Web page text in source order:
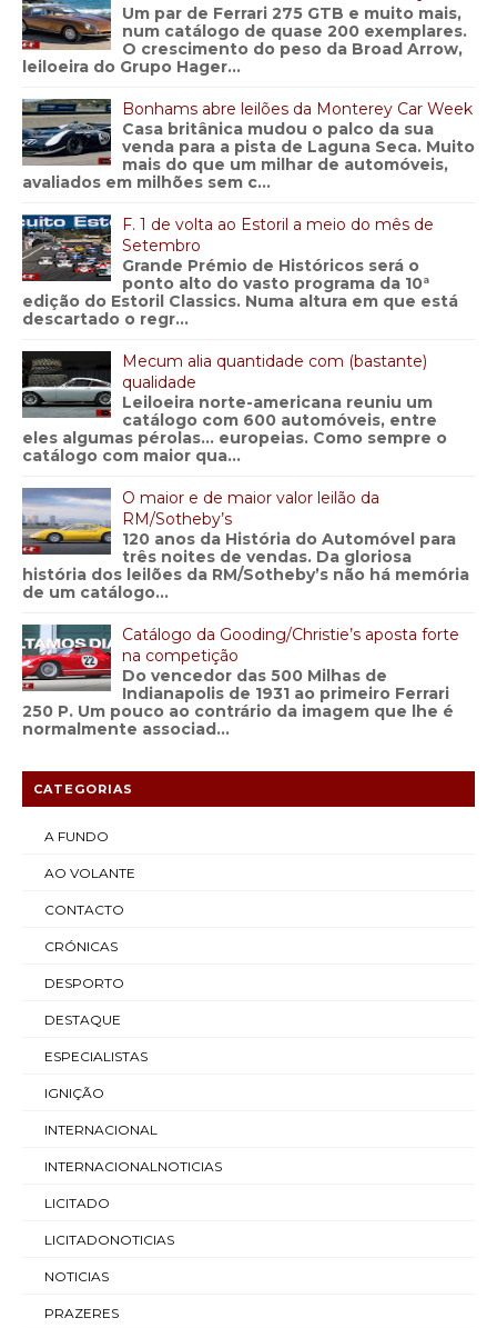
Um par de Ferrari 275 GTB e muito mais,
num catálogo de quase 200 exemplares.
O crescimento do peso da Broad Arrow,
leiloeira do Grupo Hager...
Bonhams abre leilões da Monterey Car Week
Casa britânica mudou o palco da sua
venda para a pista de Laguna Seca. Muito
mais do que um milhar de automóveis,
avaliados em milhões sem c...
F. 1 de volta ao Estoril a meio do mês de
Setembro
Grande Prémio de Históricos será o
ponto alto do vasto programa da 10ª
edição do Estoril Classics. Numa altura em que está
descartado o regr...
Mecum alia quantidade com (bastante)
qualidade
Leiloeira norte-americana reuniu um
catálogo com 600 automóveis, entre
eles algumas pérolas… europeias. Como sempre o
catálogo com maior qua...
O maior e de maior valor leilão da
RM/Sotheby’s
120 anos da História do Automóvel para
três noites de vendas. Da gloriosa
história dos leilões da RM/Sotheby’s não há memória
de um catálogo...
Catálogo da Gooding/Christie’s aposta forte
na competição
Do vencedor das 500 Milhas de
Indianapolis de 1931 ao primeiro Ferrari
250 P. Um pouco ao contrário da imagem que lhe é
normalmente associad...
CATEGORIAS
A FUNDO
AO VOLANTE
CONTACTO
CRÓNICAS
DESPORTO
DESTAQUE
ESPECIALISTAS
IGNIÇÃO
INTERNACIONAL
INTERNACIONALNOTICIAS
LICITADO
LICITADONOTICIAS
NOTICIAS
PRAZERES